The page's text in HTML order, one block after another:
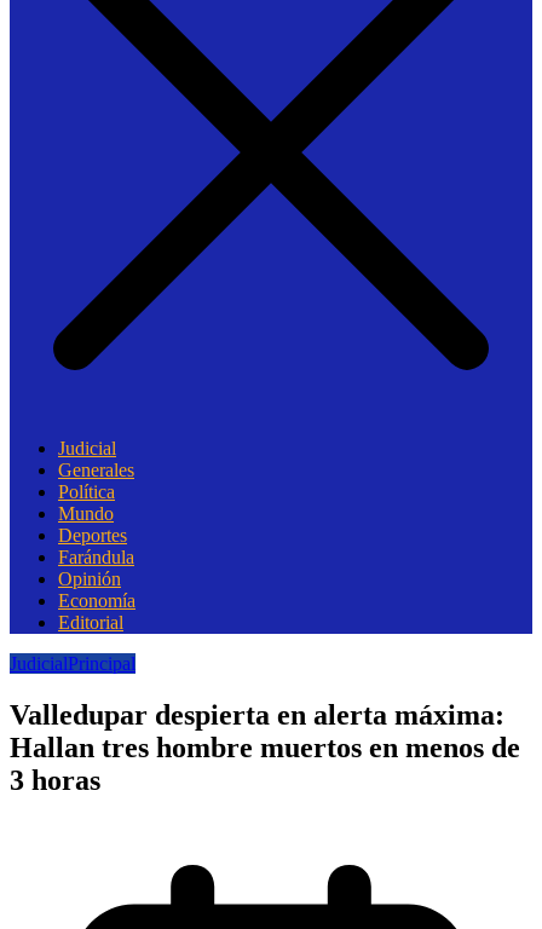
Judicial
Generales
Política
Mundo
Deportes
Farándula
Opinión
Economía
Editorial
JudicialPrincipal
Valledupar despierta en alerta máxima:
Hallan tres hombre muertos en menos de
3 horas